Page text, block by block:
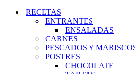
RECETAS
ENTRANTES
ENSALADAS
CARNES
PESCADOS Y
POSTRES
CHOCOLATE